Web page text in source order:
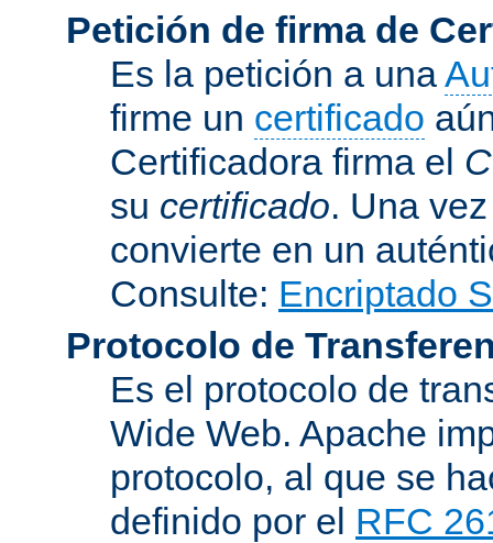
Petición de firma de
Es la petición a una
firme un certificado
Certificadora firma el
su certificado. Una
convierte en un
Consulte: Encriptado
Protocolo de
Es el protocolo de
Wide Web. Apache
protocolo, al que se
definido por el RFC